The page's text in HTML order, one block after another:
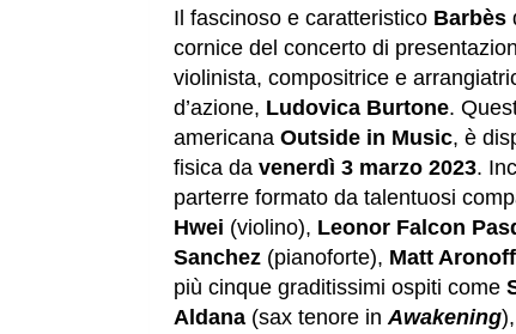
Il fascinoso e caratteristico Barbès
cornice del concerto di
violinista, compositrice e
d’azione, Ludovica Burtone.
americana Outside in Music, è
fisica da venerdì 3 marzo 2023.
parterre formato da talentuosi
Hwei (violino), Leonor Falcon
Sanchez (pianoforte), Matt Aronoff
più cinque graditissimi ospiti come
Aldana (sax tenore inAwakening),